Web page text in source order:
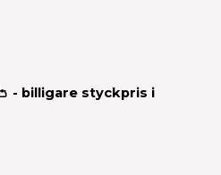
- billigare styckpris i